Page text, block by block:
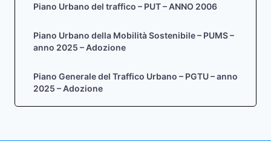
Piano Urbano del traffico – PUT – ANNO 2006
Piano Urbano della Mobilità Sostenibile – PUMS –
anno 2025 – Adozione
Piano Generale del Traffico Urbano – PGTU – anno
2025 – Adozione